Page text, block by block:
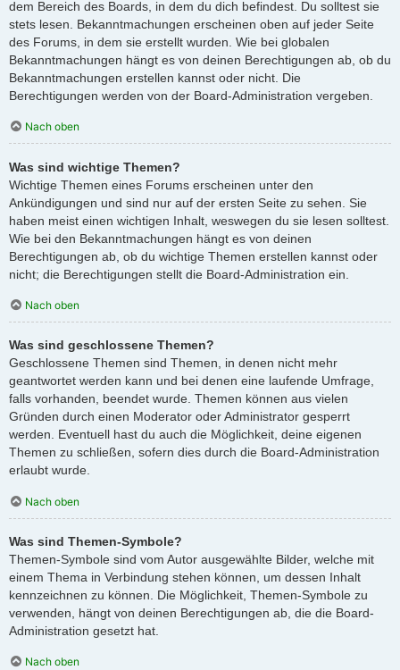
dem Bereich des Boards, in dem du dich befindest. Du solltest sie
stets lesen. Bekanntmachungen erscheinen oben auf jeder Seite
des Forums, in dem sie erstellt wurden. Wie bei globalen
Bekanntmachungen hängt es von deinen Berechtigungen ab, ob du
Bekanntmachungen erstellen kannst oder nicht. Die
Berechtigungen werden von der Board-Administration vergeben.
Nach oben
Was sind wichtige Themen?
Wichtige Themen eines Forums erscheinen unter den
Ankündigungen und sind nur auf der ersten Seite zu sehen. Sie
haben meist einen wichtigen Inhalt, weswegen du sie lesen solltest.
Wie bei den Bekanntmachungen hängt es von deinen
Berechtigungen ab, ob du wichtige Themen erstellen kannst oder
nicht; die Berechtigungen stellt die Board-Administration ein.
Nach oben
Was sind geschlossene Themen?
Geschlossene Themen sind Themen, in denen nicht mehr
geantwortet werden kann und bei denen eine laufende Umfrage,
falls vorhanden, beendet wurde. Themen können aus vielen
Gründen durch einen Moderator oder Administrator gesperrt
werden. Eventuell hast du auch die Möglichkeit, deine eigenen
Themen zu schließen, sofern dies durch die Board-Administration
erlaubt wurde.
Nach oben
Was sind Themen-Symbole?
Themen-Symbole sind vom Autor ausgewählte Bilder, welche mit
einem Thema in Verbindung stehen können, um dessen Inhalt
kennzeichnen zu können. Die Möglichkeit, Themen-Symbole zu
verwenden, hängt von deinen Berechtigungen ab, die die Board-
Administration gesetzt hat.
Nach oben